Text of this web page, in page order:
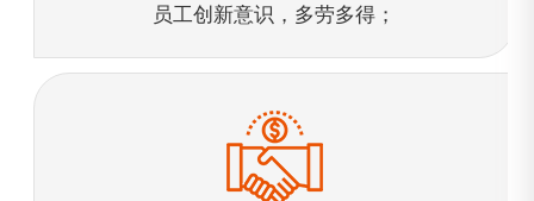
员工创新意识，多劳多得；